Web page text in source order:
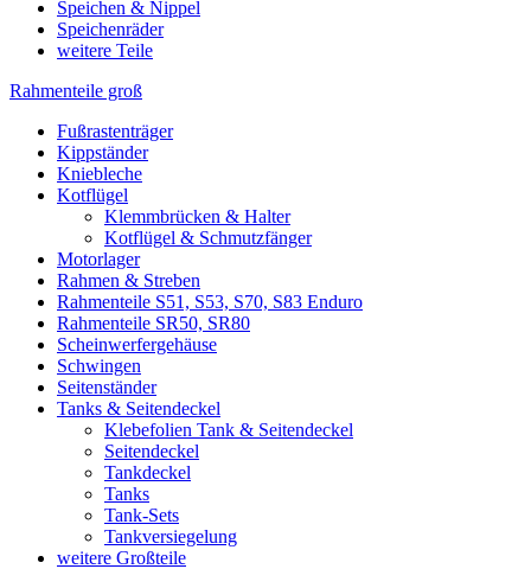
Speichen & Nippel
Speichenräder
weitere Teile
Rahmenteile groß
Fußrastenträger
Kippständer
Kniebleche
Kotflügel
Klemmbrücken & Halter
Kotflügel & Schmutzfänger
Motorlager
Rahmen & Streben
Rahmenteile S51, S53, S70, S83 Enduro
Rahmenteile SR50, SR80
Scheinwerfergehäuse
Schwingen
Seitenständer
Tanks & Seitendeckel
Klebefolien Tank & Seitendeckel
Seitendeckel
Tankdeckel
Tanks
Tank-Sets
Tankversiegelung
weitere Großteile